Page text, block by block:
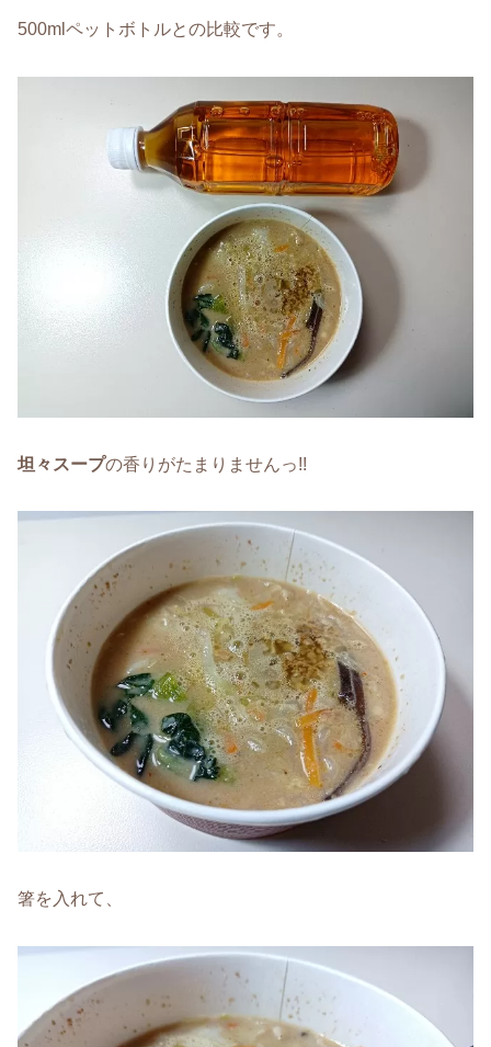
500mlペットボトルとの比較です。
坦々スープの香りがたまりませんっ!!
箸を入れて、